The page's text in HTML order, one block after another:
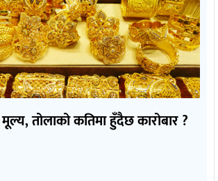
तोलाको कतिमा हुँदैछ कारोबार ?